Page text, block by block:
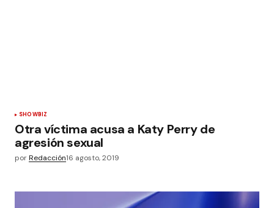
SHOWBIZ
Otra víctima acusa a Katy Perry de
agresión sexual
porRedacción16 agosto, 2019